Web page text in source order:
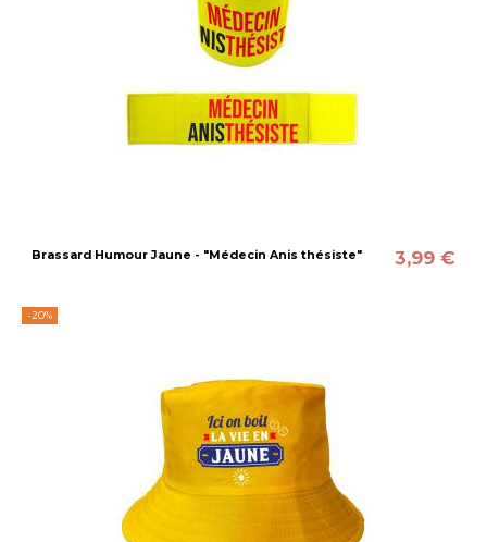
Brassard Humour Jaune - "Médecin Anis thésiste" 3,99 €
-20%